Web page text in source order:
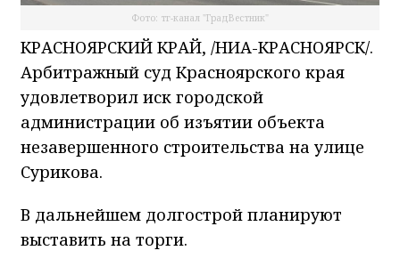
Фото: тг-канал "ГрадВестник"
КРАСНОЯРСКИЙ КРАЙ, /НИА-КРАСНОЯРСК/.
Арбитражный суд Красноярского края
удовлетворил иск городской
администрации об изъятии объекта
незавершенного строительства на улице
Сурикова.
В дальнейшем долгострой планируют
выставить на торги.